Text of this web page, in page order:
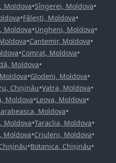
Moldova•Sîngerei, Moldova•
•Fălești, Moldova•
Moldova•Ungheni, Moldova•
•Cantemir, Moldova•
•Comrat, Moldova•
Moldova•
•Glodeni, Moldova•
Chișinău•Vatra, Moldova•
Moldova•Leova, Moldova•
Moldova•
Moldova•Taraclia, Moldova•
Moldova•Criuleni, Moldova•
•Botanica, Chișinău•